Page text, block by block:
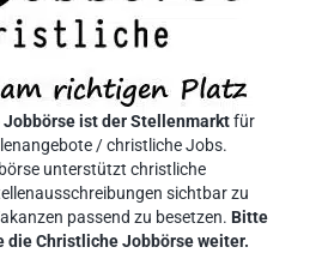
ist der Stellenmarktfür
/ christliche Jobs.
unterstützt christliche
sichtbar zu
passend zu besetzen. Bitte
die Christliche Jobbörse weiter.